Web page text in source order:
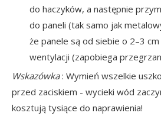
do haczyków, a następnie
do paneli (tak samo jak
że panele są od siebie o 2–3
wentylacji (zapobiega
Wskazówka: Wymień wszelkie
przed zaciskiem - wycieki wód
kosztują tysiące do naprawienia!